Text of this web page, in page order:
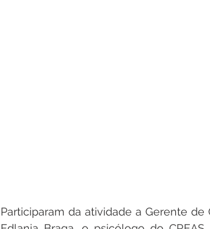
Participaram da atividade a Gerente de